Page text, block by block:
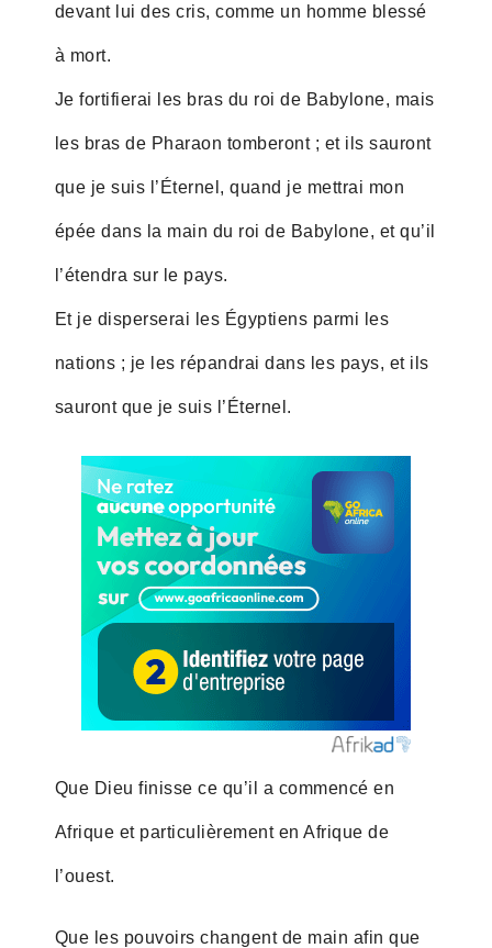
devant lui des cris, comme un homme blessé
à mort.
Je fortifierai les bras du roi de Babylone, mais
les bras de Pharaon tomberont ; et ils sauront
que je suis l’Éternel, quand je mettrai mon
épée dans la main du roi de Babylone, et qu’il
l’étendra sur le pays.
Et je disperserai les Égyptiens parmi les
nations ; je les répandrai dans les pays, et ils
sauront que je suis l’Éternel.
Que Dieu finisse ce qu’il a commencé en
Afrique et particulièrement en Afrique de
l’ouest.
Que les pouvoirs changent de main afin que